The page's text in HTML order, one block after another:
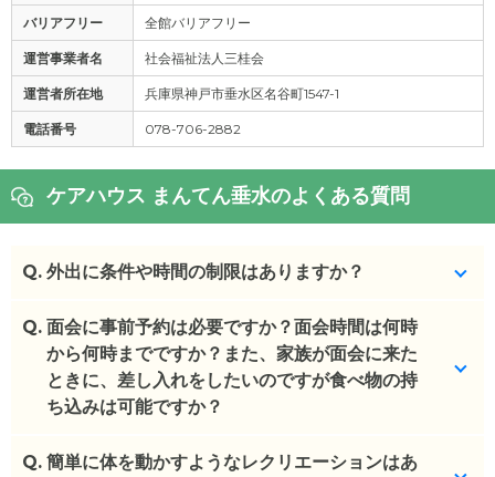
バリアフリー 全館バリアフリー
運営事業者名 社会福祉法人三桂会
運営者所在地 兵庫県神戸市垂水区名谷町1547-1
電話番号 078-706-2882
ケアハウス まんてん垂水のよくある質問
Q. 外出に条件や時間の制限はありますか？
飲食は不可となります。
(回答者: 施設担当者,回答日: 2024/03/15)
Q. 面会に事前予約は必要ですか？面会時間は何時
から何時までですか？また、家族が面会に来た
ときに、差し入れをしたいのですが食べ物の持
ち込みは可能ですか？
事前予約が必要です。１回３０分程度となります。
Q. 簡単に体を動かすようなレクリエーションはあ